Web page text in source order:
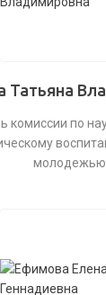
Татьяна
комиссии по
молодежью